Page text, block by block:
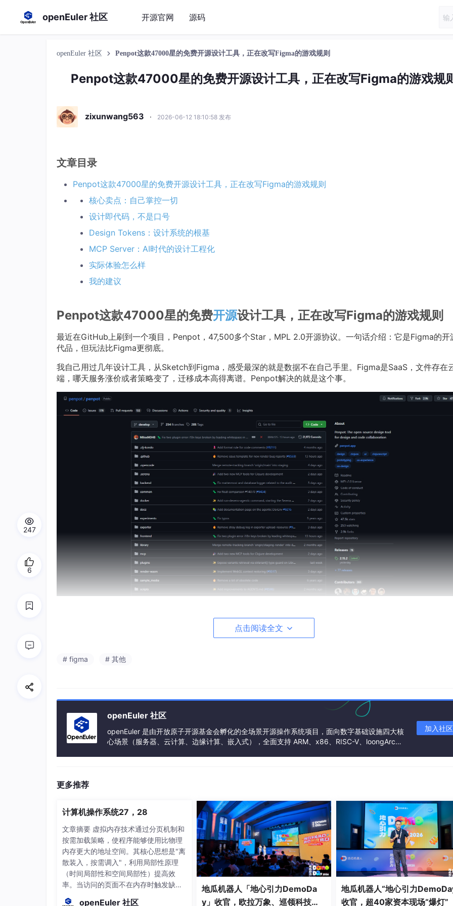
openEuler 社区 开源官网 源码
openEuler 社区 Penpot这款47000星的免费开源设计工具，正在改写Figma的游戏规则
Penpot这款47000星的免费开源设计工具，正在改写Figma的游戏规
zixunwang563 · 2026-06-12 18:10:58 发布
文章目录
Penpot这款47000星的免费开源设计工具，正在改写Figma的游戏规则
核心卖点：自己掌控一切
设计即代码，不是口号
Design Tokens：设计系统的根基
MCP Server：AI时代的设计工程化
实际体验怎么样
我的建议
Penpot这款47000星的免费开源设计工具，正在改写Figma的游戏规则
最近在GitHub上刷到一个项目，Penpot，47,500多个Star，MPL 2.0开源协议。一句话介绍：它是Figma的开
代品，但玩法比Figma更彻底。
我自己用过几年设计工具，从Sketch到Figma，感受最深的就是数据不在自己手里。Figma是SaaS，文件存在
端，哪天服务涨价或者策略变了，迁移成本高得离谱。Penpot解决的就是这个事。
Penpot可以自己部署。用Docker或者Kubernetes，把整个设计平台部署到自己的服务器上。数据自己管，权限
对普通用户来说，这可能不是必须的。但对有合规要求的企业或政府项目来说，这是刚需。金融、医疗、政务这
点击阅读全文
# figma # 其他
openEuler 社区
openEuler 是由开放原子开源基金会孵化的全场景开源操作系统项目，面向数字基础设施四大核
心场景（服务器、云计算、边缘计算、嵌入式），全面支持 ARM、x86、RISC-V、loongArc
加入社区
更多推荐
计算机操作系统27，28
文章摘要 虚拟内存技术通过分页机制和
按需加载策略，使程序能够使用比物理
内存更大的地址空间。其核心思想是"离
散装入，按需调入"，利用局部性原理
（时间局部性和空间局部性）提高效
率。当访问的页面不在内存时触发缺页
openEuler 社区
地瓜机器人「地心引力DemoDa
y」收官，欧拉万象、巡领科技、
地瓜机器人“地心引力
收官，超40家资本现场“爆灯”
247
6